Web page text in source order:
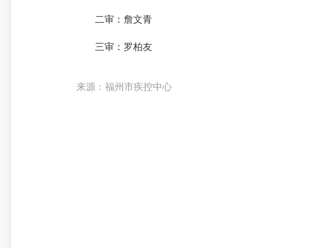
二审：詹文青
三审：罗柏友
来源：福州市疾控中心